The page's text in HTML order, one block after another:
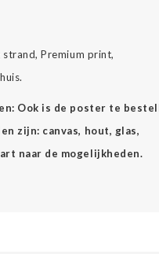
strand, Premium print,
Ook is de poster te
zijn: canvas, hout, glas,
naar de mogelijkheden.